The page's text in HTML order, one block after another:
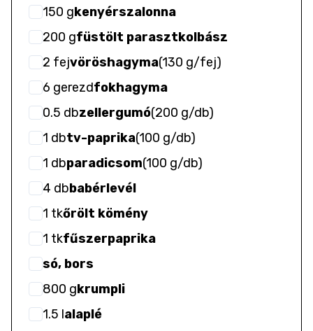
150 gkenyérszalonna
200 gfüstölt parasztkolbász
2 fejvöröshagyma(130 g/fej)
6 gerezdfokhagyma
0.5 dbzellergumó(200 g/db)
1 dbtv-paprika(100 g/db)
1 dbparadicsom(100 g/db)
4 dbbabérlevél
1 tkőrölt kömény
1 tkfűszerpaprika
só, bors
800 gkrumpli
1.5 lalaplé